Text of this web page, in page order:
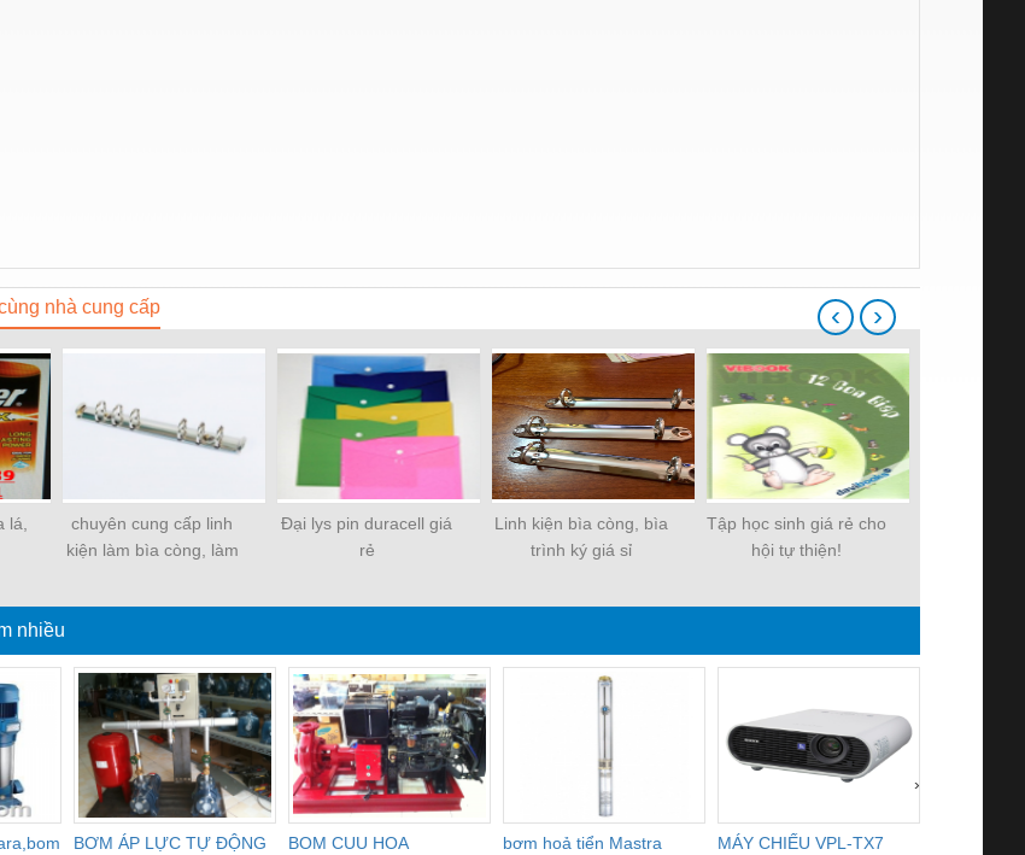
nhà cung cấp
lá,
chuyên cung cấp linh
kiện làm bìa còng, làm
Đại lys pin duracell giá
rẻ
Linh kiện bìa còng, bìa
trình ký giá sỉ
Tập học sinh giá rẻ cho
hội tự thiện!
‹ ›
nhiều
BƠM ÁP LỰC TỰ ĐỘNG
BOM CUU HOA
bơm hoả tiển Mastra MÁY CHIẾU VPL-TX7
›